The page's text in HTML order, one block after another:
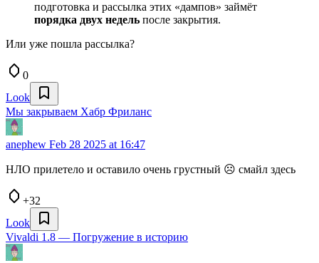
подготовка и рассылка этих «дампов» займёт
порядка двух недель после закрытия.
Или уже пошла рассылка?
0
Look
Мы закрываем Хабр Фриланс
anephew Feb 28 2025 at 16:47
НЛО прилетело и оставило очень грустный ☹️ смайл здесь
+32
Look
Vivaldi 1.8 — Погружение в историю